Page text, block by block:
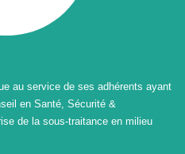
au service de ses adhérents ayant
en Santé, Sécurité &
de la sous-traitance en milieu